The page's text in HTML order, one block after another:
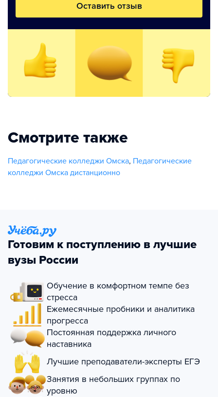
Оставить отзыв
Смотрите также
Педагогические колледжи Омска, Педагогические
колледжи Омска дистанционно
Готовим к поступлению в лучшие
вузы России
Обучение в комфортном темпе без
стресса
Ежемесячные пробники и аналитика
прогресса
Постоянная поддержка личного
наставника
Лучшие преподаватели-эксперты ЕГЭ
Занятия в небольших группах по
уровню